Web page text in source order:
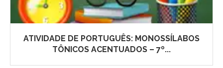
ATIVIDADE DE PORTUGUÊS: MONOSSÍLABOS
TÔNICOS ACENTUADOS – 7º...